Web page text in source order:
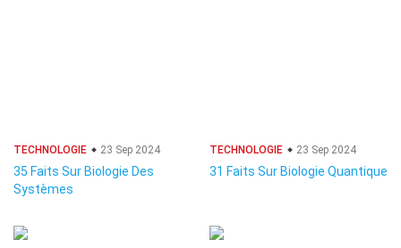
TECHNOLOGIE 23 Sep 2024
35 Faits Sur Biologie Des
Systèmes
TECHNOLOGIE 23 Sep 2024
31 Faits Sur Biologie Quantique